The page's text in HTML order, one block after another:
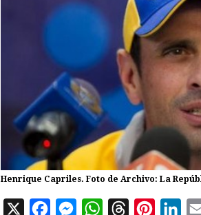
Henrique Capriles. Foto de Archivo: La
X
M
W